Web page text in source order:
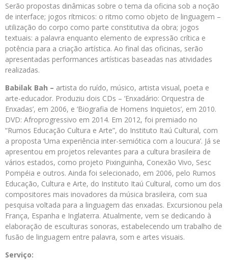
Serão propostas dinâmicas sobre o tema da oficina sob a noção
de interface; jogos rítmicos: o ritmo como objeto de linguagem –
utilização do corpo como parte constitutiva da obra; jogos
textuais: a palavra enquanto elemento de expressão crítica e
potência para a criação artística. Ao final das oficinas, serão
apresentadas performances artísticas baseadas nas atividades
realizadas.
Babilak Bah – artista do ruído, músico, artista visual, poeta e
arte-educador. Produziu dois CDs – ‘Enxadário: Orquestra de
Enxadas’, em 2006, e ‘Biografia de Homens Inquietos’, em 2010.
DVD: Afroprogressivo em 2014. Em 2012, foi premiado no
“Rumos Educação Cultura e Arte”, do Instituto Itaú Cultural, com
a proposta ‘Uma experiência inter-semiótica com a loucura’. Já se
apresentou em projetos relevantes para a cultura brasileira de
vários estados, como projeto Pixinguinha, Conexão Vivo, Sesc
Pompéia e outros. Ainda foi selecionado, em 2006, pelo Rumos
Educação, Cultura e Arte, do Instituto Itaú Cultural, como um dos
compositores mais inovadores da música brasileira, com sua
pesquisa voltada para a linguagem das enxadas. Excursionou pela
França, Espanha e Inglaterra. Atualmente, vem se dedicando à
elaboração de esculturas sonoras, estabelecendo um trabalho de
fusão de linguagem entre palavra, som e artes visuais.
Serviço: